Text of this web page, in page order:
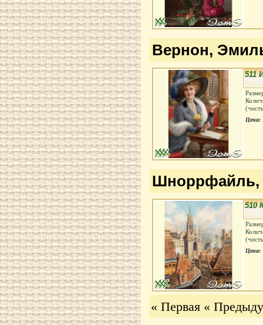
Вернон,
511
Цена:
Шноррфайль,
510
Цена:
« Первая «